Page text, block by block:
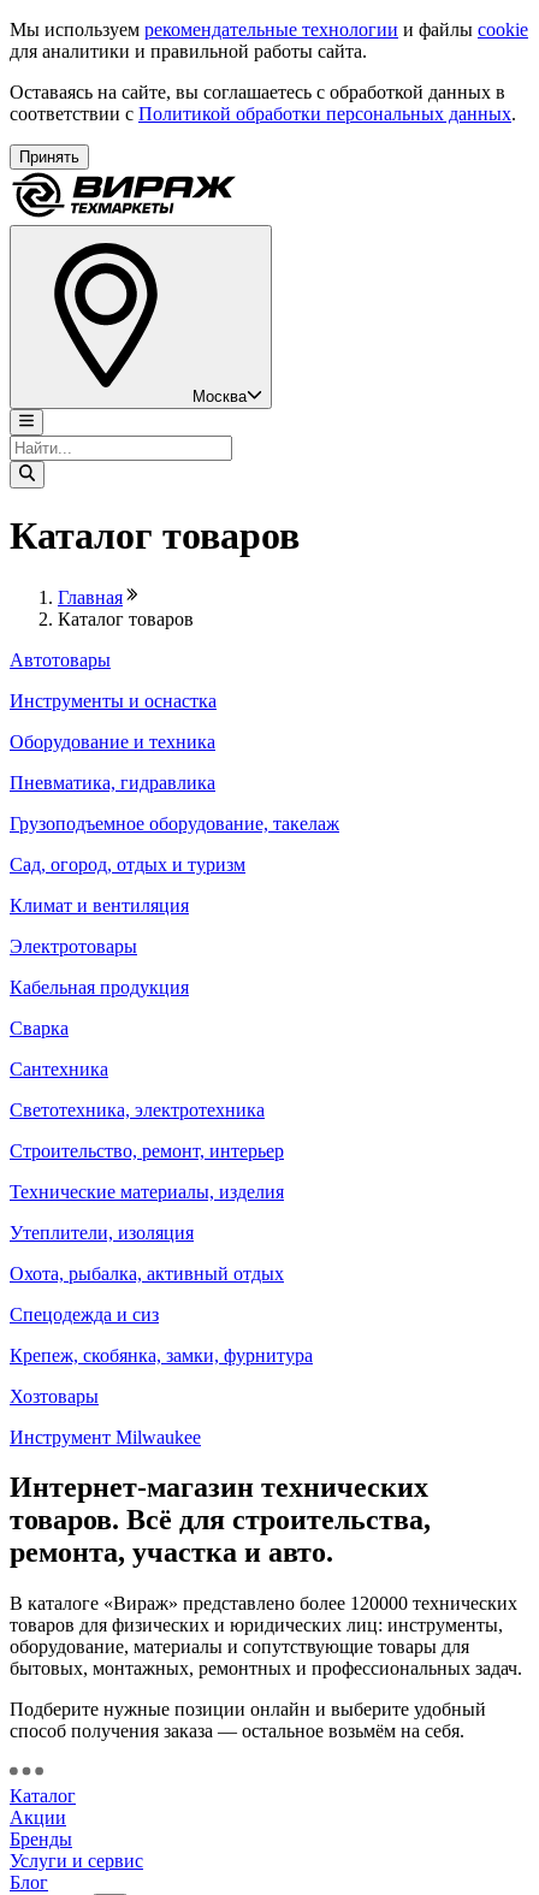
Мы используем рекомендательные технологии и файлы cookie
для аналитики и правильной работы сайта.
Оставаясь на сайте, вы соглашаетесь с обработкой данных в
соответствии с Политикой обработки персональных данных.
Принять
Москва
Каталог товаров
Главная
Каталог товаров
Автотовары
Инструменты и оснастка
Оборудование и техника
Пневматика, гидравлика
Грузоподъемное оборудование, такелаж
Сад, огород, отдых и туризм
Климат и вентиляция
Электротовары
Кабельная продукция
Сварка
Сантехника
Светотехника, электротехника
Строительство, ремонт, интерьер
Технические материалы, изделия
Утеплители, изоляция
Охота, рыбалка, активный отдых
Спецодежда и сиз
Крепеж, скобянка, замки, фурнитура
Хозтовары
Инструмент Milwaukee
Интернет-магазин технических
товаров. Всё для строительства,
ремонта, участка и авто.
В каталоге «Вираж» представлено более 120000 технических
товаров для физических и юридических лиц: инструменты,
оборудование, материалы и сопутствующие товары для
бытовых, монтажных, ремонтных и профессиональных задач.
Подберите нужные позиции онлайн и выберите удобный
способ получения заказа — остальное возьмём на себя.
Каталог
Акции
Бренды
Услуги и сервис
Блог